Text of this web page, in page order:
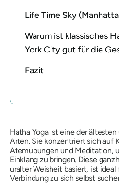
Life Time Sky
Warum ist klassisches
York City gut für die
Fazit
Hatha Yoga ist eine der
Arten. Sie konzentriert sich auf
Atemübungen und Meditation,
Einklang zu bringen. Diese
uralter Weisheit basiert, ist
Verbindung zu sich selbst